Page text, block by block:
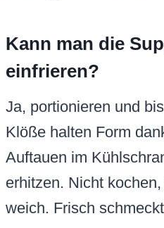
Kann man die
einfrieren?
Ja, portionieren und
Klöße halten Form
Auftauen im
erhitzen. Nicht
weich. Frisch